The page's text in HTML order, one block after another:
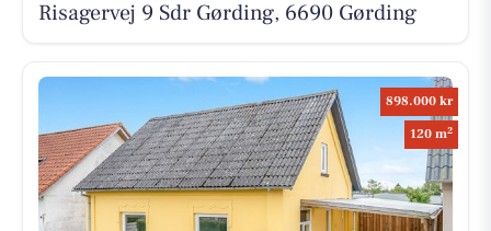
Risagervej 9 Sdr Gørding, 6690 Gørding
898.000 kr
120 m2